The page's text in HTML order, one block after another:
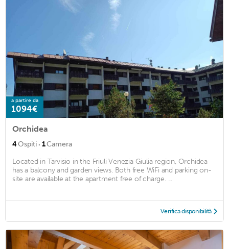
a partire da
1094€
Orchidea
4Ospiti · 1Camera
Located in Tarvisio in the Friuli Venezia Giulia region, Orchidea
has a balcony and garden views. Both free WiFi and parking on-
site are available at the apartment free of charge. ...
Verifica disponibilità